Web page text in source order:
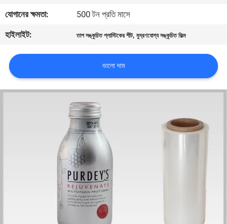
যোগাযোগ
করুন
খবর
যোগানের ক্ষমতা:
500 টন প্রতি মাসে
হাইলাইট:
তাপ সঙ্কুচিত প্লাস্টিকের শীট,মুদ্রণযোগ্য সঙ্কুচিত ফিল্ম
ভালো দাম